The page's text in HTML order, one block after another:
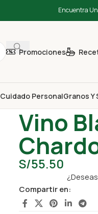
Encuentra
Promociones
Cuidado PersonalGranos Y
Vino
S/55.50
Compartir en: